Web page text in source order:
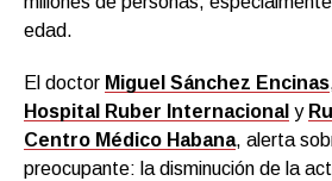
edad.
El doctor Miguel Sánchez Encinas
Hospital Ruber Internacional y
Centro Médico Habana, alerta
preocupante: la disminución de la